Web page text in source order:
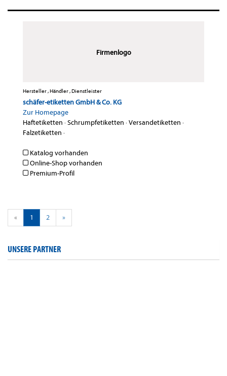
Firmenlogo
Hersteller , Händler , Dienstleister
schäfer-etiketten GmbH & Co. KG
Zur Homepage
Haftetiketten ·Schrumpfetiketten ·Versandetiketten ·
Falzetiketten ·
Katalog vorhanden
Online-Shop vorhanden
Premium-Profil
« 1 2 »
UNSERE PARTNER